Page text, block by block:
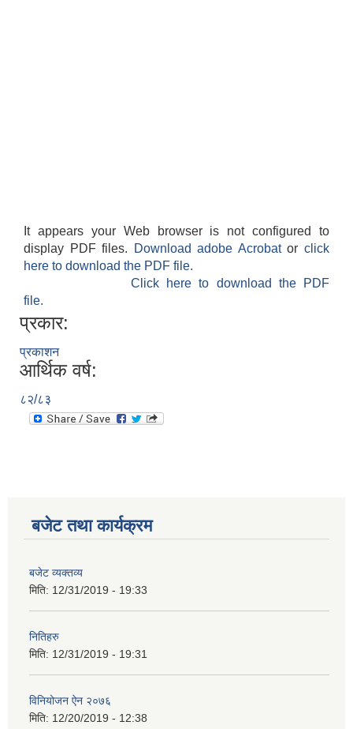
It appears your Web browser is not configured to
display PDF files.
Download adobe Acrobatorclick
here to download the PDF file.
Click here to download the PDF
file.
प्रकार:
प्रकाशन
आर्थिक वर्ष:
८२/८३
बजेट तथा कार्यक्रम
बजेट व्यक्तव्य
मिति: 12/31/2019 - 19:33
नितिहरु
मिति: 12/31/2019 - 19:31
विनियोजन ऐन २०७६
मिति: 12/20/2019 - 12:38